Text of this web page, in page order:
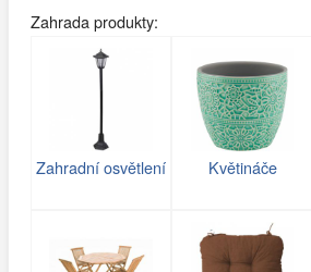
Zahrada produkty:
Zahradní osvětlení Květináče